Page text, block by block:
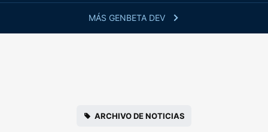
MÁS GENBETA DEV
ARCHIVO DE NOTICIAS